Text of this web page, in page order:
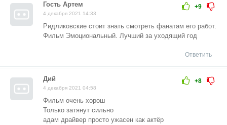
+9
Гость Артем
4 декабря 2021 14:33
Ридликовские стоит знать смотреть фанатам его работ.
Фильм Эмоциональный. Лучший за уходящий год
Ответить
+8
Дий
4 декабря 2021 04:58
Фильм очень хорош
Только затянут сильно
адам драйвер просто ужасен как актёр